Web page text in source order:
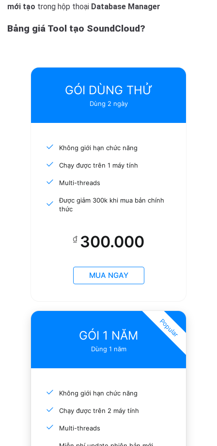
mới tạo trong hộp thoại Database Manager
Bảng giá Tool tạo SoundCloud?
GÓI DÙNG THỬ
Dùng 2 ngày
Không giới hạn chức năng
Chạy được trên 1 máy tính
Multi-threads
Được giảm 300k khi mua bản chính
thức
₫ 300.000
MUA NGAY
GÓI 1 NĂM
Dùng 1 năm
Không giới hạn chức năng
Chạy được trên 2 máy tính
Multi-threads
Popular